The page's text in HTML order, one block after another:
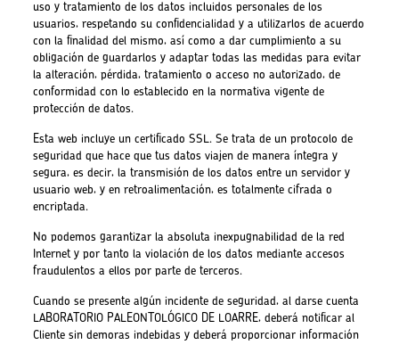
uso y tratamiento de los datos incluidos personales de los
usuarios, respetando su confidencialidad y a utilizarlos de acuerdo
con la finalidad del mismo, así como a dar cumplimiento a su
obligación de guardarlos y adaptar todas las medidas para evitar
la alteración, pérdida, tratamiento o acceso no autorizado, de
conformidad con lo establecido en la normativa vigente de
protección de datos.
Esta web incluye un certificado SSL. Se trata de un protocolo de
seguridad que hace que tus datos viajen de manera íntegra y
segura, es decir, la transmisión de los datos entre un servidor y
usuario web, y en retroalimentación, es totalmente cifrada o
encriptada.
No podemos garantizar la absoluta inexpugnabilidad de la red
Internet y por tanto la violación de los datos mediante accesos
fraudulentos a ellos por parte de terceros.
Cuando se presente algún incidente de seguridad, al darse cuenta
LABORATORIO PALEONTOLÓGICO DE LOARRE, deberá notificar al
Cliente sin demoras indebidas y deberá proporcionar información